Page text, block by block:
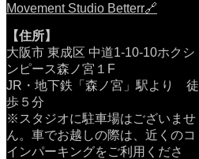
Movement Studio Betterr🔗
【住所】
大阪市 東成区 中道1-10-10ホクシ
ンピース森ノ宮１F
JR・地下鉄「森ノ宮」駅より 徒
歩５分
※スタジオに駐車場はございませ
ん。車でお越しの際は、近くのコ
インパーキングをご利用くださ